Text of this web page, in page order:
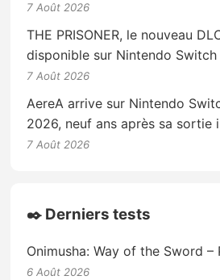
7 Août 2026
THE PRISONER, le nouveau
disponible sur Nintendo Switch
7 Août 2026
AereA arrive sur Nintendo
2026, neuf ans après sa sortie
7 Août 2026
✒️ Derniers tests
Onimusha: Way of the Sword –
6 Août 2026